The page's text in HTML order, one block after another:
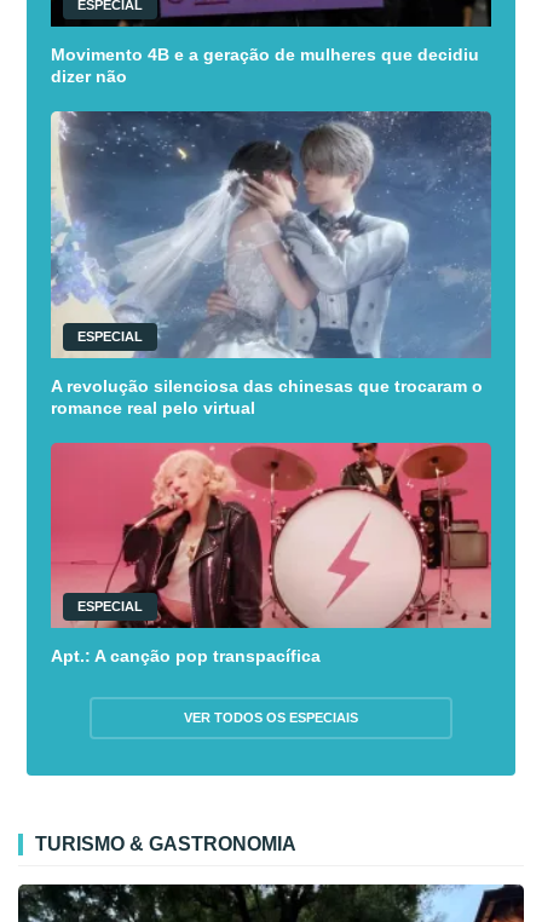
ESPECIAL
Movimento 4B e a geração de mulheres que decidiu
dizer não
ESPECIAL
A revolução silenciosa das chinesas que trocaram o
romance real pelo virtual
ESPECIAL
Apt.: A canção pop transpacífica
VER TODOS OS ESPECIAIS
TURISMO & GASTRONOMIA